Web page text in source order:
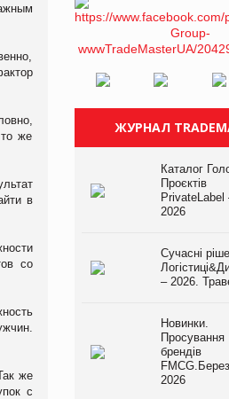
же
в
со
же
с
ЖУРНАЛ
Каталог
Проєктів
PrivateLabel
2026
Сучасні
– 2026.
Новинки.
Просування
брендів
2026